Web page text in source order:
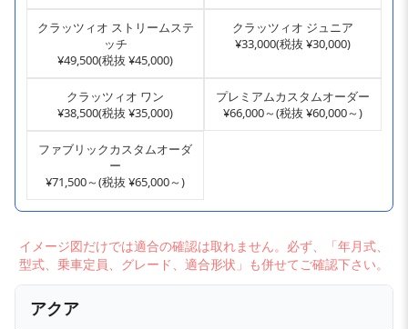
クラッツィオ ストリームステ
ッチ
¥49,500(税抜 ¥45,000)
クラッツィオ ジュニア
¥33,000(税抜 ¥30,000)
クラッツィオ ワン
¥38,500(税抜 ¥35,000)
プレミアムカスタムオーダー
¥66,000～(税抜 ¥60,000～)
ファブリックカスタムオーダ
ー
¥71,500～(税抜 ¥65,000～)
イメージ図だけでは適合の確認は取れません。必ず、「年月式、
型式、乗車定員、グレード、適合形状」も併せてご確認下さい。
アクア